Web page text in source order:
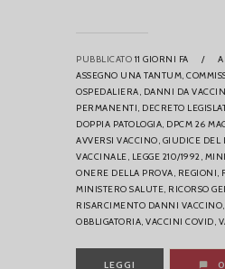
PUBBLICATO 11 GIORNI FA /
ASSEGNO UNA TANTUM,
OSPEDALIERA, DANNI DA
PERMANENTI, DECRETO
DOPPIA PATOLOGIA, DPCM 26
AVVERSI VACCINO, GIUDICE DEL
VACCINALE, LEGGE 210/1992,
ONERE DELLA PROVA, REGIONI,
MINISTERO SALUTE, RICORSO
RISARCIMENTO DANNI VACCINO,
OBBLIGATORIA, VACCINI COVID,
LEGGI 0